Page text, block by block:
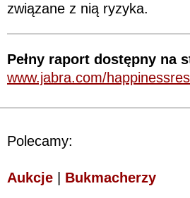
związane z nią ryzyka.
Pełny raport dostępny na
www.jabra.com/
Polecamy:
Aukcje Bukmacherzy